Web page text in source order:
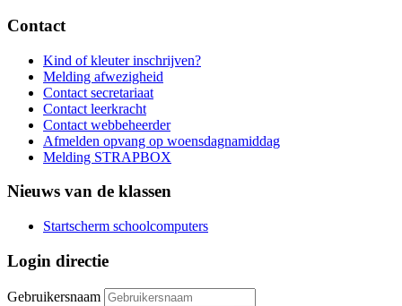
Contact
Kind of kleuter inschrijven?
Melding afwezigheid
Contact secretariaat
Contact leerkracht
Contact webbeheerder
Afmelden opvang op woensdagnamiddag
Melding STRAPBOX
Nieuws van de klassen
Startscherm schoolcomputers
Login directie
Gebruikersnaam